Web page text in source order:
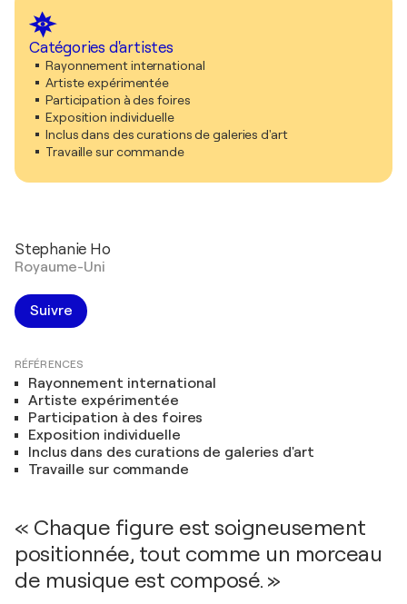
Catégories d'artistes
Rayonnement international
Artiste expérimentée
Participation à des foires
Exposition individuelle
Inclus dans des curations de galeries d'art
Travaille sur commande
Stephanie Ho
Royaume-Uni
Suivre
RÉFÉRENCES
Rayonnement international
Artiste expérimentée
Participation à des foires
Exposition individuelle
Inclus dans des curations de galeries d'art
Travaille sur commande
« Chaque figure est soigneusement
positionnée, tout comme un morceau
de musique est composé. »